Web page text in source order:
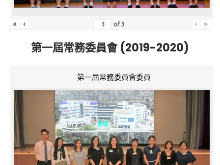
« ‹ of3 › »
第一屆常務委員會 (2019-2020)
第一屆常務委員會委員